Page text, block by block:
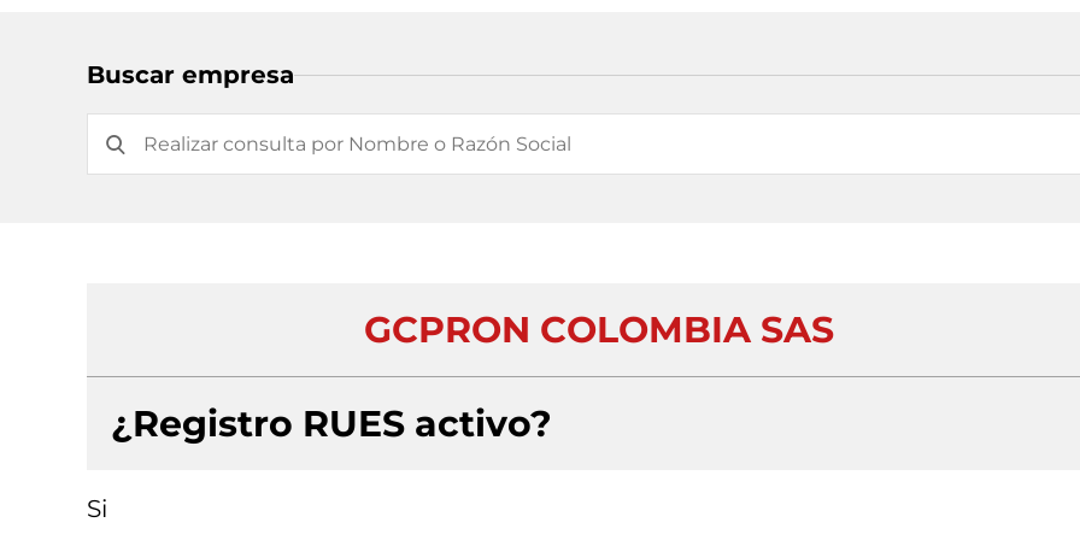
Buscar empresa
GCPRON COLOMBIA SAS
¿Registro RUES activo?
Si